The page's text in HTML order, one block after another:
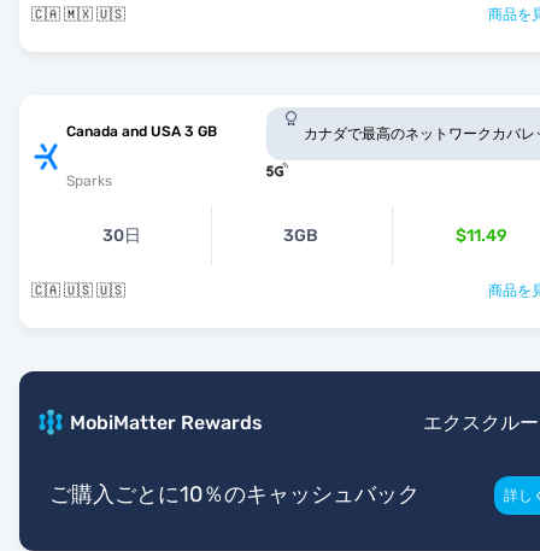
🇨🇦 🇲🇽 🇺🇸 商品を
Canada and USA 3 GB
Sparks
カナダで最高のネットワークカバレ
30日 3GB $11.49
🇨🇦 🇺🇸 🇺🇸 商品を
MobiMatter Rewards エクスクル
ご購入ごとに10％のキャッシュバック 詳し